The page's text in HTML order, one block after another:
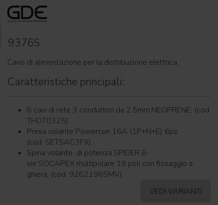
9376S
Cavo di alimentazione per la distribuzione elettrica.
Caratteristiche principali:
6 cavi di rete 3 conduttori da 2.5mm,NEOPRENE, (cod.
TH070325).
Presa volante Powercon 16A (1P+N+E) 6pz
(cod. SETSAC3FX).
Spina volante di potenza SPIDER 6-
vie SOCAPEX multipolare 19 poli con fissaggio a
ghiera, (cod. 9262196SMV).
VEDI VARIANTI